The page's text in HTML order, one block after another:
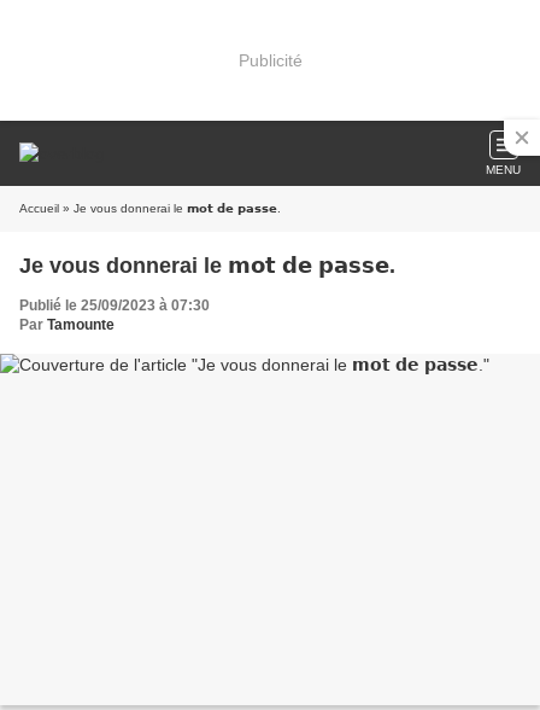
Publicité
MENU
Accueil » Je vous donnerai le 𝗺𝗼𝘁 𝗱𝗲 𝗽𝗮𝘀𝘀𝗲.
Je vous donnerai le 𝗺𝗼𝘁 𝗱𝗲 𝗽𝗮𝘀𝘀𝗲.
Publié le 25/09/2023 à 07:30
Par Tamounte